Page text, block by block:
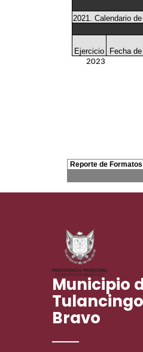
Municipio
Bravo